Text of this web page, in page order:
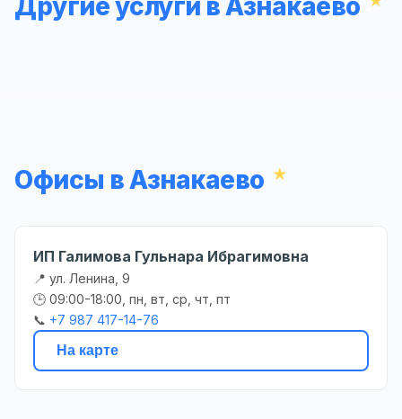
Другие услуги в Азнакаево
Офисы в Азнакаево
ИП Галимова Гульнара Ибрагимовна
📍 ул. Ленина, 9
🕒 09:00-18:00, пн, вт, ср, чт, пт
📞 +7 987 417-14-76
На карте